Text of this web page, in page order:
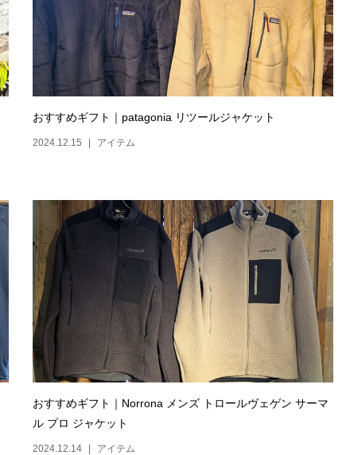
おすすめギフト｜patagonia リツールジャケット
2024.12.15 アイテム
おすすめギフト｜Norrona メンズ トロールヴェゲン サーマ
ル プロ ジャケット
2024.12.14 アイテム